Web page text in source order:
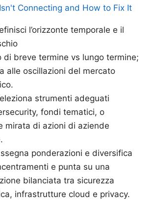
Connecting and How to Fix It
l’orizzonte temporale e il
di breve termine vs lungo termine;
alle oscillazioni del mercato
strumenti adeguati
fondi tematici, o
mirata di azioni di aziende
ponderazioni e diversifica
e punta su una
bilanciata tra sicurezza
infrastrutture cloud e privacy.